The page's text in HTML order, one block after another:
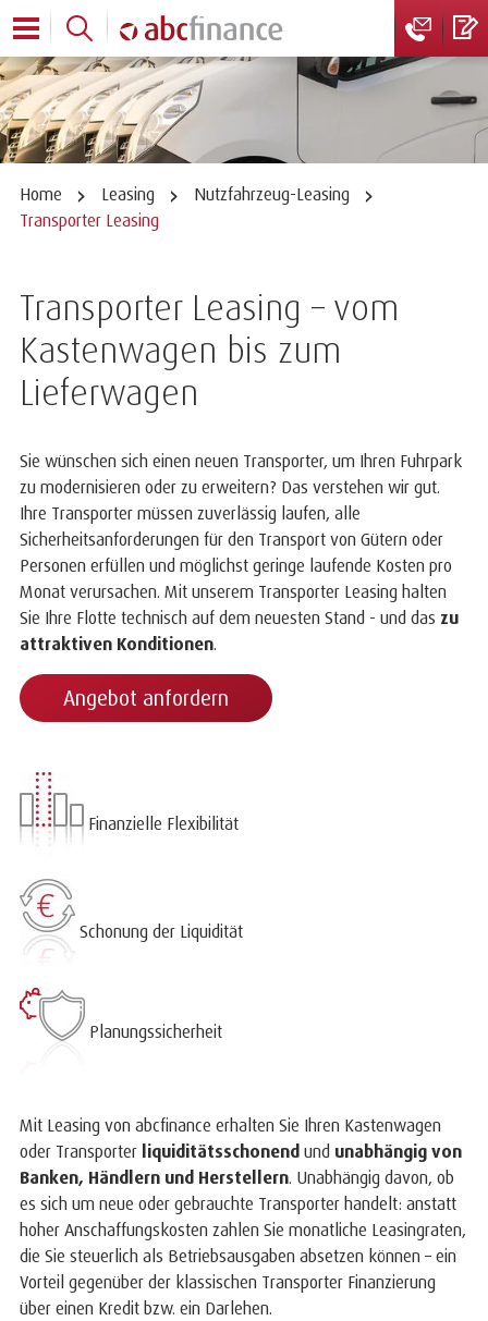
Home Leasing
Nutzfahrzeug-Leasing
Transporter Leasing
Transporter Leasing – vom
Kastenwagen bis zum
Lieferwagen
Sie wünschen sich einen neuen Transporter, um Ihren Fuhrpark
zu modernisieren oder zu erweitern? Das verstehen wir gut.
Ihre Transporter müssen zuverlässig laufen, alle
Sicherheitsanforderungen für den Transport von Gütern oder
Personen erfüllen und möglichst geringe laufende Kosten pro
Monat verursachen. Mit unserem Transporter Leasing halten
Sie Ihre Flotte technisch auf dem neuesten Stand - und das zu
attraktiven Konditionen.
Angebot anfordern
Finanzielle Flexibilität
Schonung der Liquidität
Planungssicherheit
Mit Leasing von abcfinance erhalten Sie Ihren Kastenwagen
oder Transporter liquiditätsschonend und unabhängig von
Banken, Händlern und Herstellern. Unabhängig davon, ob
es sich um neue oder gebrauchte Transporter handelt: anstatt
hoher Anschaffungskosten zahlen Sie monatliche Leasingraten,
die Sie steuerlich als Betriebsausgaben absetzen können – ein
Vorteil gegenüber der klassischen Transporter Finanzierung
über einen Kredit bzw. ein Darlehen.